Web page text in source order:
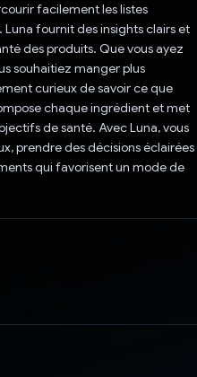
facilement les listes
fournit des insights clairs et
des produits. Que vous ayez
souhaitiez manger plus
curieux de savoir ce que
chaque ingrédient et met
de santé. Avec Luna, vous
prendre des décisions éclairées
qui favorisent un mode de